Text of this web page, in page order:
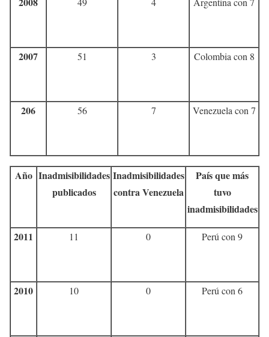
2007 51 3 Colombia con 8
206 56 7 Venezuela con 7
Año Inadmisibilidades
publicados
Inadmisibilidades
contra Venezuela
País que más
tuvo
inadmisibilidades
2011
11 0 Perú con 9
2010 10 0 Perú con 6